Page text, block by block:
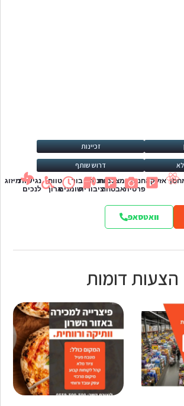
זכיינות
דרוש שותף
אזעקהחניה
פרטית
מצלמות
אבטחה
חניה
ציבורית
בור
שומנים
טווח
ארוך
נגישות
לנכים
מיזוג
וואטסאפ
הצעות דומות